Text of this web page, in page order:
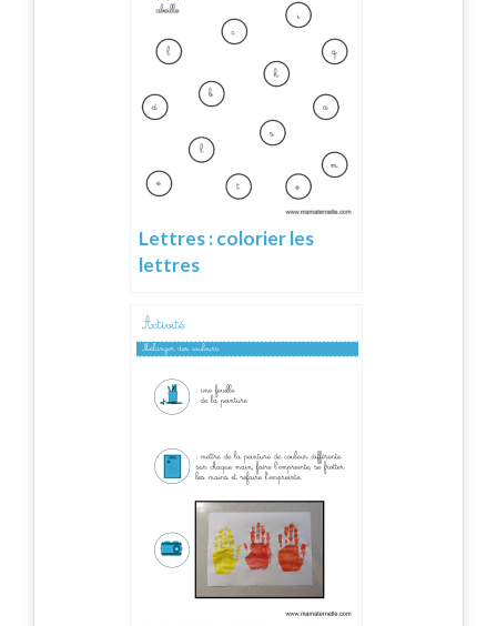
Lettres : colorier les
lettres